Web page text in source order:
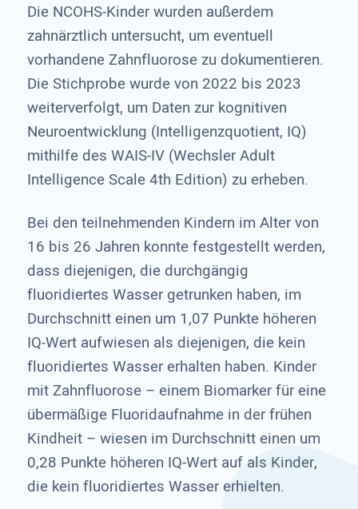
Die NCOHS-Kinder wurden außerdem
zahnärztlich untersucht, um eventuell
vorhandene Zahnfluorose zu dokumentieren.
Die Stichprobe wurde von 2022 bis 2023
weiterverfolgt, um Daten zur kognitiven
Neuroentwicklung (Intelligenzquotient, IQ)
mithilfe des WAIS-IV (Wechsler Adult
Intelligence Scale 4th Edition) zu erheben.
Bei den teilnehmenden Kindern im Alter von
16 bis 26 Jahren konnte festgestellt werden,
dass diejenigen, die durchgängig
fluoridiertes Wasser getrunken haben, im
Durchschnitt einen um 1,07 Punkte höheren
IQ-Wert aufwiesen als diejenigen, die kein
fluoridiertes Wasser erhalten haben. Kinder
mit Zahnfluorose – einem Biomarker für eine
übermäßige Fluoridaufnahme in der frühen
Kindheit – wiesen im Durchschnitt einen um
0,28 Punkte höheren IQ-Wert auf als Kinder,
die kein fluoridiertes Wasser erhielten.